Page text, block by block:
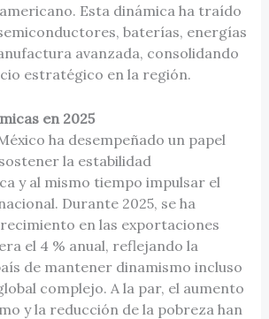
Esta dinámica ha traído
baterías, energías
avanzada, consolidando
estratégico en la región.
en 2025
ha desempeñado un papel
la estabilidad
y al mismo tiempo impulsar el
Durante 2025, se ha
en las exportaciones
el 4 % anual, reflejando la
de mantener dinamismo incluso
complejo. A la par, el aumento
y la reducción de la pobreza han